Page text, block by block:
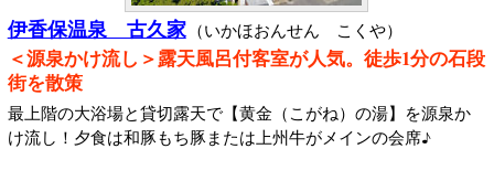
伊香保温泉 古久家 （いかほおんせん こくや）
＜源泉かけ流し＞露天風呂付客室が人気。徒歩1分の石段
街を散策
最上階の大浴場と貸切露天で【黄金（こがね）の湯】を源泉か
け流し！夕食は和豚もち豚または上州牛がメインの会席♪